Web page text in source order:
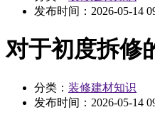
发布时间： 2026-05-14
对于初度拆修
分类： 装修建材知识
发布时间： 2026-05-14